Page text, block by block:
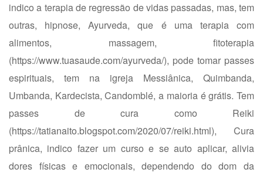
indico a terapia de regressão de vidas passadas, mas, tem
outras, hipnose, Ayurveda, que é uma terapia com
alimentos, massagem, fitoterapia
(https://www.tuasaude.com/ayurveda/), pode tomar passes
espirituais, tem na igreja Messiânica, Quimbanda,
Umbanda, Kardecista, Candomblé, a maioria é grátis. Tem
passes de cura como Reiki
(https://tatianaito.blogspot.com/2020/07/reiki.html), Cura
prânica, indico fazer um curso e se auto aplicar, alivia
dores físicas e emocionais, dependendo do dom da